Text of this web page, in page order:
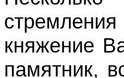
княжение
памятник,